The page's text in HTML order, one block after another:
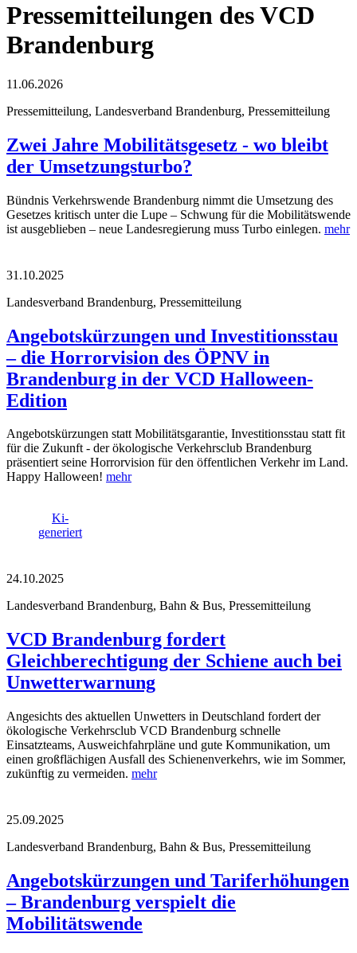
Pressemitteilungen des VCD
Brandenburg
11.06.2026
Pressemitteilung, Landesverband Brandenburg, Pressemitteilung
Zwei Jahre Mobilitätsgesetz - wo bleibt
der Umsetzungsturbo?
Bündnis Verkehrswende Brandenburg nimmt die Umsetzung des
Gesetzes kritisch unter die Lupe – Schwung für die Mobilitätswende
ist ausgeblieben – neue Landesregierung muss Turbo einlegen. mehr
31.10.2025
Landesverband Brandenburg, Pressemitteilung
Angebotskürzungen und Investitionsstau
– die Horrorvision des ÖPNV in
Brandenburg in der VCD Halloween-
Edition
Angebotskürzungen statt Mobilitätsgarantie, Investitionsstau statt fit
für die Zukunft - der ökologische Verkehrsclub Brandenburg
präsentiert seine Horrorvision für den öffentlichen Verkehr im Land.
Happy Halloween! mehr
Ki-
generiert
24.10.2025
Landesverband Brandenburg, Bahn & Bus, Pressemitteilung
VCD Brandenburg fordert
Gleichberechtigung der Schiene auch bei
Unwetterwarnung
Angesichts des aktuellen Unwetters in Deutschland fordert der
ökologische Verkehrsclub VCD Brandenburg schnelle
Einsatzteams, Ausweichfahrpläne und gute Kommunikation, um
einen großflächigen Ausfall des Schienenverkehrs, wie im Sommer,
zukünftig zu vermeiden. mehr
25.09.2025
Landesverband Brandenburg, Bahn & Bus, Pressemitteilung
Angebotskürzungen und Tariferhöhungen
– Brandenburg verspielt die
Mobilitätswende